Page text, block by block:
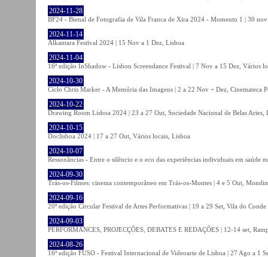
2024-11-28
BF24 - Bienal de Fotografia de Vila Franca de Xira 2024 - Momento 1 | 30
2024-11-14
Alkantara Festival 2024 | 15 Nov a 1 Dez, Lisboa
2024-11-04
16ª edição InShadow - Lisbon Screendance Festival | 7 Nov a 15 Dez, Vários
2024-10-30
Ciclo Chris Marker - A Memória das Imagens | 2 a 22 Nov + Dez, Cinemateca
2024-10-22
Drawing Room Lisboa 2024 | 23 a 27 Out, Sociedade Nacional de Belas Artes,
2024-10-15
Doclisboa 2024 | 17 a 27 Out, Vários locais, Lisboa
2024-10-07
Ressonâncias - Entre o silêncio e o eco das experiências individuais em
2024-09-30
Trás-os-Filmes: cinema contemporâneo em Trás-os-Montes | 4 e 5 Out,
2024-09-16
20ª edição Circular Festival de Artes Performativas | 19 a 29 Set, Vila do Conde
2024-09-03
PERFORMANCES, PROJECÇÕES, DEBATES E REDAÇÕES | 12-14 set,
2024-08-26
16ª edição FUSO - Festival Internacional de Videoarte de Lisboa | 27 Ago a 1